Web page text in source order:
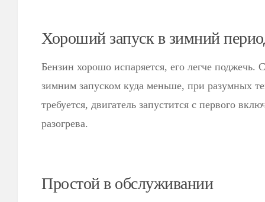
Хороший запуск в зимний
Бензин хорошо испаряется, его легче поджечь.
зимним запуском куда меньше, при разумных
требуется, двигатель запустится с первого
разогрева.
Простой в обслуживании